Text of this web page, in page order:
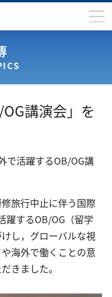
在学生の方
地域・企業の方
講演会」を
で活躍するOB/OG講
旅行中止に伴う国際
躍するOB/OG（留学
し，グローバルな視
海外で働くことの意
きました。